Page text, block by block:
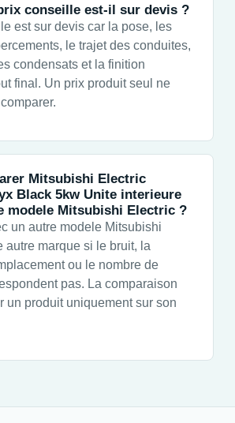
conseille est-il sur devis ?
est sur devis car la pose, les
le trajet des conduites,
condensats et la finition
final. Un prix produit seul ne
Mitsubishi Electric
Black 5kw Unite interieure
modele Mitsubishi Electric ?
un autre modele Mitsubishi
autre marque si le bruit, la
ou le nombre de
pas. La comparaison
un produit uniquement sur son